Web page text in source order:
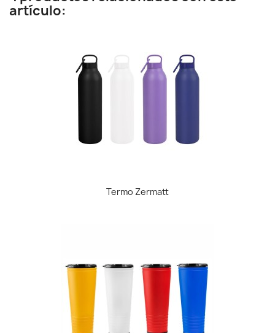
artículo:
Termo Zermatt